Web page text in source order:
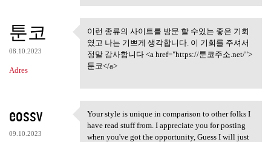
툰코
08.10.2023
Adres
이런 종류의 사이트를 방문 할 수
있는 좋은 기회 였고
이런 종류의 사이트를 방문 할 수있는 좋은 기회
였고 나는 기쁘게 생각합니다. 이 기회를 주셔서
정말 감사합니다 <a href="https://툰코주소.net/">
툰코</a>
eossv
09.10.2023
Your style is unique in
Your style is unique in comparison to other folks I
have read stuff from. I appreciate you for posting
when you've got the opportunity, Guess I will just